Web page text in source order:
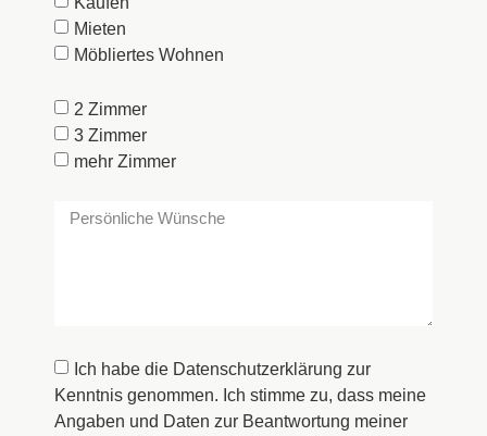
Mieten
Möbliertes Wohnen
2 Zimmer
3 Zimmer
mehr Zimmer
Ich habe die Datenschutzerklärung zur
Kenntnis genommen. Ich stimme zu, dass meine
Angaben und Daten zur Beantwortung meiner